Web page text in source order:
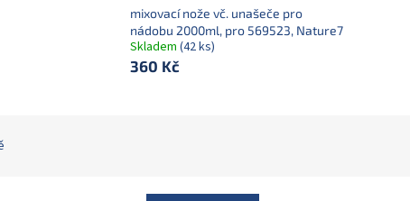
mixovací nože vč. unašeče pro
nádobu 2000ml, pro 569523, Nature7
Skladem(42 ks)
360 Kč